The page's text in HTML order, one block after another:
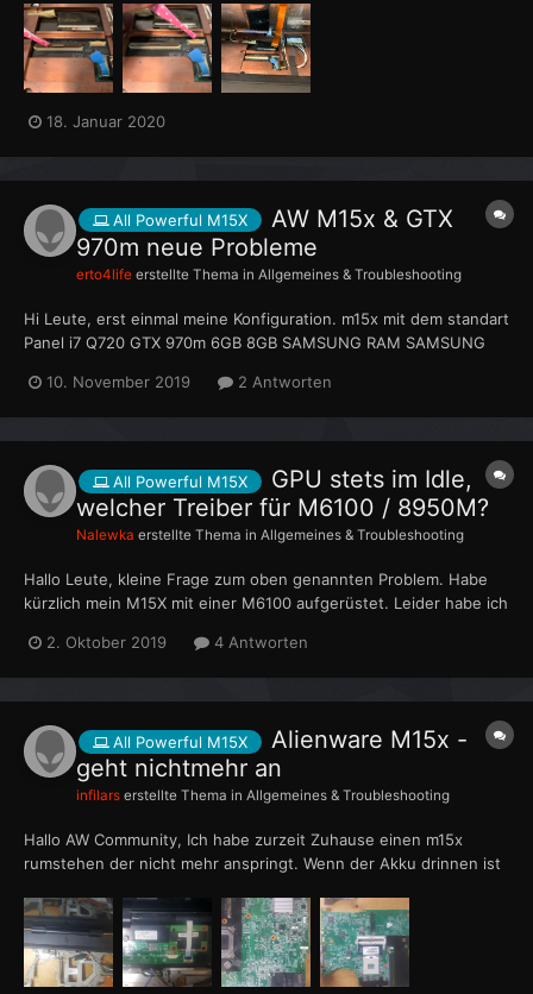
wieso??)auf den Bildern mit der Pinzette gekennzeichnet Bilder
folgen... die Frage ist:...
18. Januar 2020
All Powerful M15X
AW M15x & GTX
970m neue Probleme
erto4life erstellte Thema in Allgemeines & Troubleshooting
Hi Leute, erst einmal meine Konfiguration. m15x mit dem standart
Panel i7 Q720 GTX 970m 6GB 8GB SAMSUNG RAM SAMSUNG
folgt aus: Habe den RAM aufgerüstet und läuft noch im Single
Modus u...
10. November 2019 2 Antworten
All Powerful M15X
GPU stets im Idle,
welcher Treiber für M6100 / 8950M?
Nalewka erstellte Thema in Allgemeines & Troubleshooting
Hallo Leute, kleine Frage zum oben genannten Problem. Habe
kürzlich mein M15X mit einer M6100 aufgerüstet. Leider habe ich
hochgehen, die Karte dümpelt stets bei 300-400MHz. Ich
vermute hier ein Treiberproblem, da die Taktraten bei OpenGL
Anw...
2. Oktober 2019 4 Antworten
All Powerful M15X
Alienware M15x -
geht nichtmehr an
infilars erstellte Thema in Allgemeines & Troubleshooting
Hallo AW Community, Ich habe zurzeit Zuhause einen m15x
rumstehen der nicht mehr anspringt. Wenn der Akku drinnen ist
Orange auf und es passiert rein garnichts. Manchmal blinkt es
auch langsam. Beim Netzbetrieb mit Akku, leuch...